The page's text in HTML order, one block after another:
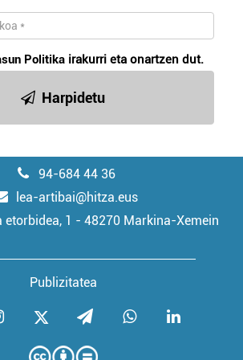
Politika irakurri eta onartzen dut.
Harpidetu
94-684 44 36
lea-artibai@hitza.eus
etorbidea, 1 - 48270 Markina-Xemein
Publizitatea